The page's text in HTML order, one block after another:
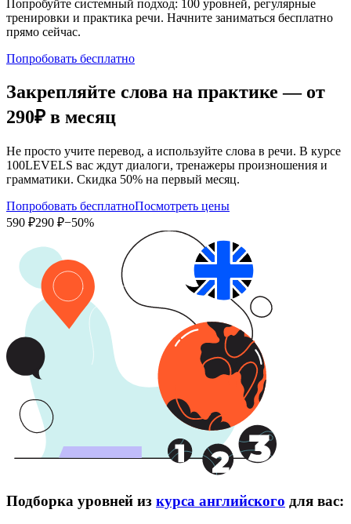
Попробуйте системный подход: 100 уровней, регулярные
тренировки и практика речи. Начните заниматься бесплатно
прямо сейчас.
Попробовать бесплатно
Закрепляйте слова на практике — от
290₽ в месяц
Не просто учите перевод, а используйте слова в речи. В курсе
100LEVELS вас ждут диалоги, тренажеры произношения и
грамматики. Скидка 50% на первый месяц.
Попробовать бесплатноПосмотреть цены
590 ₽290 ₽−50%
Подборка уровней из курса английского для вас: